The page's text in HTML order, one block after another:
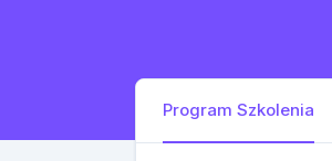
Program Szkolenia